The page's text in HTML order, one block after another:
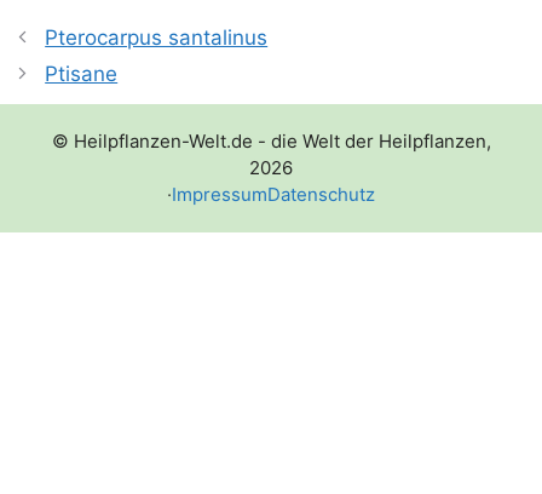
Pterocarpus santalinus
Ptisane
© Heilpflanzen-Welt.de - die Welt der Heilpflanzen,
2026
·ImpressumDatenschutz